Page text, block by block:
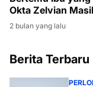
Okta Zelvian
Menanti
Kamboja
2 bulan yang lalu
Berita Terbaru